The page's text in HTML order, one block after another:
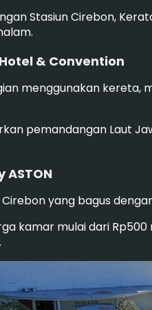
Stasiun Cirebon,
& Convention
menggunakan kereta,
pemandangan Laut
ASTON
yang bagus
kamar mulai dari